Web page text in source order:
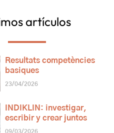
artículos
Resultats competències
basiques
23/04/2026
INDIKLIN: investigar,
escribir y crear juntos
09/03/2026